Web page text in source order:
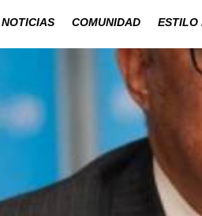
NOTICIAS COMUNIDAD ESTILO